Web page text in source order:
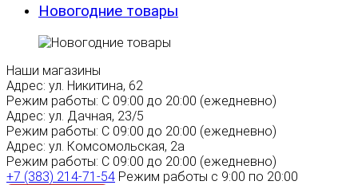
Новогодние товары
Наши магазины
Адрес: ул. Никитина, 62
Режим работы: С 09:00 до 20:00 (ежедневно)
Адрес: ул. Дачная, 23/5
Режим работы: С 09:00 до 20:00 (ежедневно)
Адрес: ул. Комсомольская, 2а
Режим работы: С 09:00 до 20:00 (ежедневно)
+7 (383) 214-71-54 Режим работы с 9:00 по 20:00